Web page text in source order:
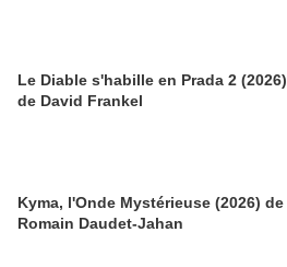
Le Diable s'habille en Prada 2 (2026)
de David Frankel
Kyma, l'Onde Mystérieuse (2026) de
Romain Daudet-Jahan